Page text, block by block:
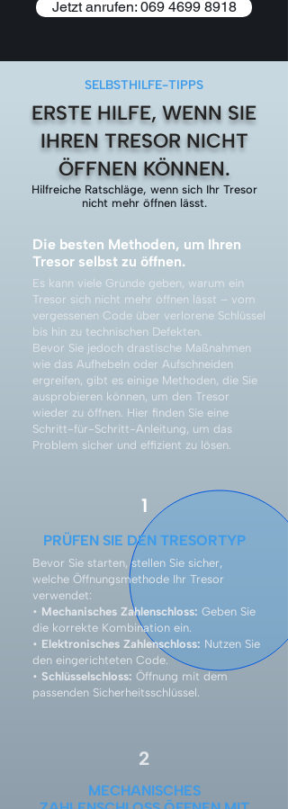
Jetzt anrufen: 069 4699 8918
SELBSTHILFE-TIPPS
ERSTE HILFE, WENN SIE
IHREN TRESOR NICHT
ÖFFNEN KÖNNEN.
Hilfreiche Ratschläge, wenn sich Ihr Tresor
nicht mehr öffnen lässt.
Die besten Methoden, um Ihren
Tresor selbst zu öffnen.
Es kann viele Gründe geben, warum ein
Tresor sich nicht mehr öffnen lässt – vom
vergessenen Code über verlorene Schlüssel
bis hin zu technischen Defekten.
Bevor Sie jedoch drastische Maßnahmen
wie das Aufhebeln oder Aufschneiden
ergreifen, gibt es einige Methoden, die Sie
ausprobieren können, um den Tresor
wieder zu öffnen. Hier finden Sie eine
Schritt-für-Schritt-Anleitung, um das
Problem sicher und effizient zu lösen.
1
PRÜFEN SIE DEN TRESORTYP
Bevor Sie starten, stellen Sie sicher,
welche Öffnungsmethode Ihr Tresor
verwendet:
• Mechanisches Zahlenschloss: Geben Sie
die korrekte Kombination ein.
• Elektronisches Zahlenschloss: Nutzen Sie
den eingerichteten Code.
• Schlüsselschloss: Öffnung mit dem
passenden Sicherheitsschlüssel.
2
MECHANISCHES